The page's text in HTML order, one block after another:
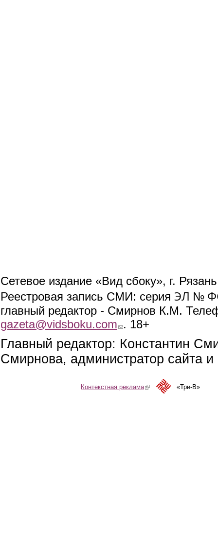
Сетевое издание «Вид сбоку», г.
Реестровая запись СМИ: серия ЭЛ №
главный редактор - Смирнов К.М.
gazeta@vidsboku.com (link sends e-mail)
. 18+
Главный редактор: Константин
Смирнова, администратор сайта
Контекстная реклама(link is external)«Три-В»